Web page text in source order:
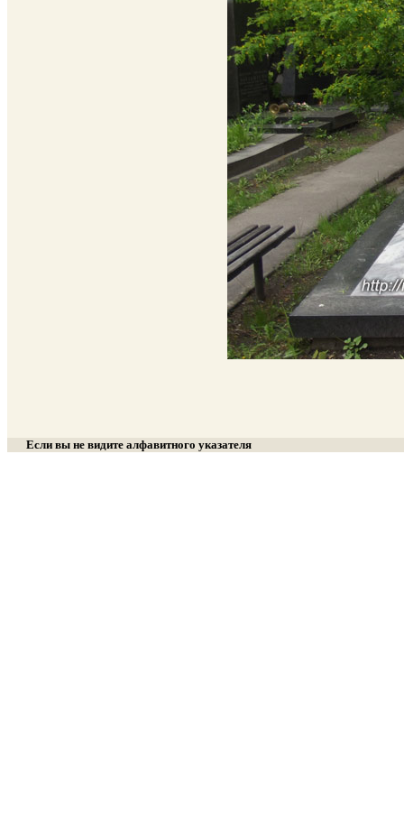
Если вы не видите алфавитного указателя